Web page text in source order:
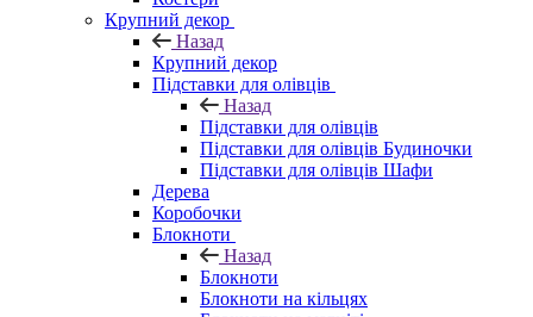
Крупний декор
Назад
Крупний декор
Підставки для олівців
Назад
Підставки для олівців
Підставки для олівців Будиночки
Підставки для олівців Шафи
Дерева
Коробочки
Блокноти
Назад
Блокноти
Блокноти на кільцях